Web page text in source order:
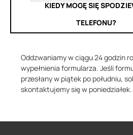
KIEDY MOGĘ SIĘ
TELEFONU?
Oddzwaniamy w ciągu 24 godzin
wypełnienia formularza. Jeśli
przesłany w piątek po południu,
skontaktujemy się w poniedziałek.